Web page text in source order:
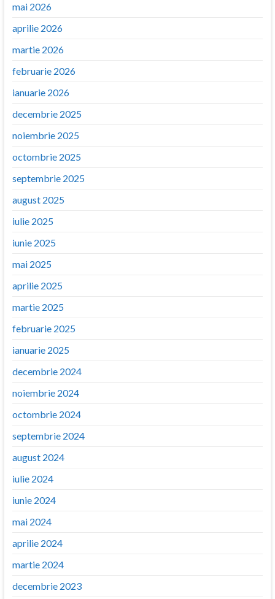
mai 2026
aprilie 2026
martie 2026
februarie 2026
ianuarie 2026
decembrie 2025
noiembrie 2025
octombrie 2025
septembrie 2025
august 2025
iulie 2025
iunie 2025
mai 2025
aprilie 2025
martie 2025
februarie 2025
ianuarie 2025
decembrie 2024
noiembrie 2024
octombrie 2024
septembrie 2024
august 2024
iulie 2024
iunie 2024
mai 2024
aprilie 2024
martie 2024
decembrie 2023